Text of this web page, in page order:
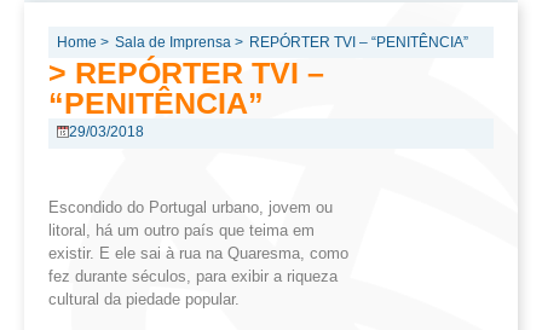
Home > Sala de Imprensa > REPÓRTER TVI – “PENITÊNCIA”
> REPÓRTER TVI –
“PENITÊNCIA”
29/03/2018
Escondido do Portugal urbano, jovem ou
litoral, há um outro país que teima em
existir. E ele sai à rua na Quaresma, como
fez durante séculos, para exibir a riqueza
cultural da piedade popular.